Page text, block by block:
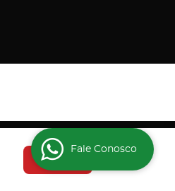
Entendi
Fale Conosco